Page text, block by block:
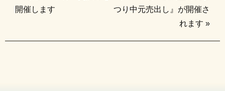
開催します
つり中元売出し』が開催さ
れます »